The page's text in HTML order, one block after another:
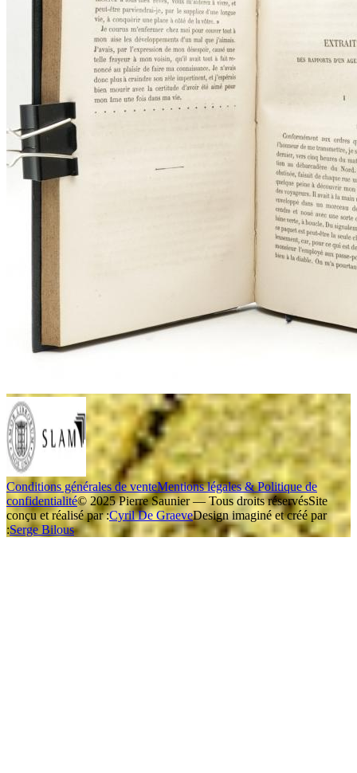
Conditions générales de venteMentions légales & Politique de
confidentialité© 2025 Pierre Saunier — Tous droits réservésSite
conçu et réalisé par :Cyril De GraeveDesign imaginé et créé par
:Serge Bilous